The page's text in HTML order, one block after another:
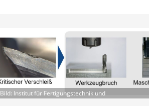
Bild: Institut für Fertigungstechnik und